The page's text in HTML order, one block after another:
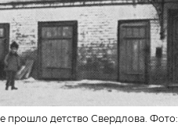
прошло детство Свердлова. Фото: